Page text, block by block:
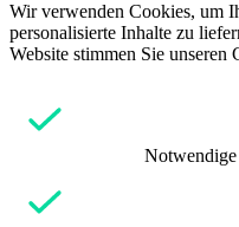
Wir verwenden Cookies, um
personalisierte Inhalte zu
Website stimmen Sie